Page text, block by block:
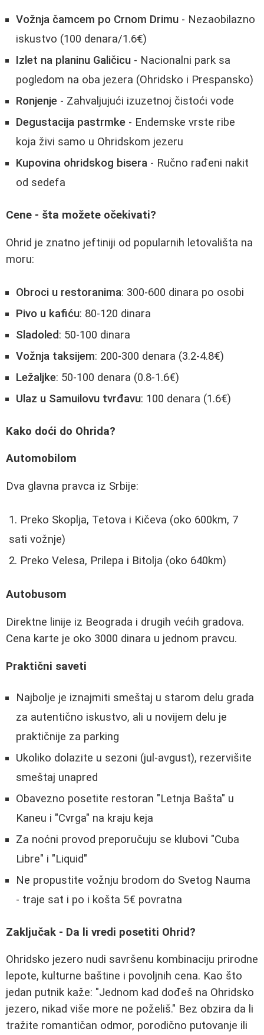
Vožnja čamcem po Crnom Drimu - Nezaobilazno
iskustvo (100 denara/1.6€)
Izlet na planinu Galičicu - Nacionalni park sa
pogledom na oba jezera (Ohridsko i Prespansko)
Ronjenje - Zahvaljujući izuzetnoj čistoći vode
Degustacija pastrmke - Endemske vrste ribe
koja živi samo u Ohridskom jezeru
Kupovina ohridskog bisera - Ručno rađeni nakit
od sedefa
Cene - šta možete očekivati?
Ohrid je znatno jeftiniji od popularnih letovališta na
moru:
Obroci u restoranima: 300-600 dinara po osobi
Pivo u kafiću: 80-120 dinara
Sladoled: 50-100 dinara
Vožnja taksijem: 200-300 denara (3.2-4.8€)
Ležaljke: 50-100 denara (0.8-1.6€)
Ulaz u Samuilovu tvrđavu: 100 denara (1.6€)
Kako doći do Ohrida?
Automobilom
Dva glavna pravca iz Srbije:
Preko Skoplja, Tetova i Kičeva (oko 600km, 7
sati vožnje)
Preko Velesa, Prilepa i Bitolja (oko 640km)
Autobusom
Direktne linije iz Beograda i drugih većih gradova.
Cena karte je oko 3000 dinara u jednom pravcu.
Praktični saveti
Najbolje je iznajmiti smeštaj u starom delu grada
za autentično iskustvo, ali u novijem delu je
praktičnije za parking
Ukoliko dolazite u sezoni (jul-avgust), rezervišite
smeštaj unapred
Obavezno posetite restoran "Letnja Bašta" u
Kaneu i "Cvrga" na kraju keja
Za noćni provod preporučuju se klubovi "Cuba
Libre" i "Liquid"
Ne propustite vožnju brodom do Svetog Nauma
- traje sat i po i košta 5€ povratna
Zaključak - Da li vredi posetiti Ohrid?
Ohridsko jezero nudi savršenu kombinaciju prirodne
lepote, kulturne baštine i povoljnih cena. Kao što
jedan putnik kaže: "Jednom kad dođeš na Ohridsko
jezero, nikad više more ne poželiš." Bez obzira da li
tražite romantičan odmor, porodično putovanje ili